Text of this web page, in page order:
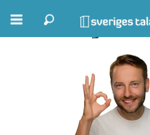
Inspirerande Föreläsare
Per Clingweld